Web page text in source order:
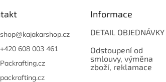
shop@kajakarshop.cz
+420 608 003 461
Packrafting.cz
packrafting.cz
Informace
DETAIL OBJEDNÁVKY
Odstoupení od
smlouvy, výměna
zboží, reklamace